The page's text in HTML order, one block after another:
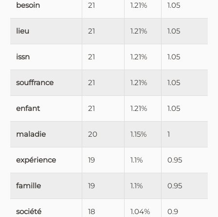
besoin 21 1.21% 1.05
lieu 21 1.21% 1.05
issn 21 1.21% 1.05
souffrance 21 1.21% 1.05
enfant 21 1.21% 1.05
maladie 20 1.15% 1
expérience 19 1.1% 0.95
famille 19 1.1% 0.95
société 18 1.04% 0.9